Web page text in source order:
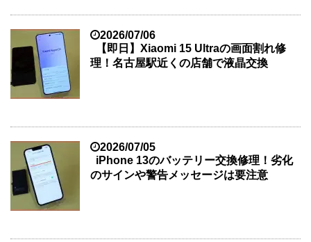
2026/07/06
【即日】Xiaomi 15 Ultraの画面割れ修
理！名古屋駅近くの店舗で液晶交換
2026/07/05
iPhone 13のバッテリー交換修理！劣化
のサインや警告メッセージは要注意